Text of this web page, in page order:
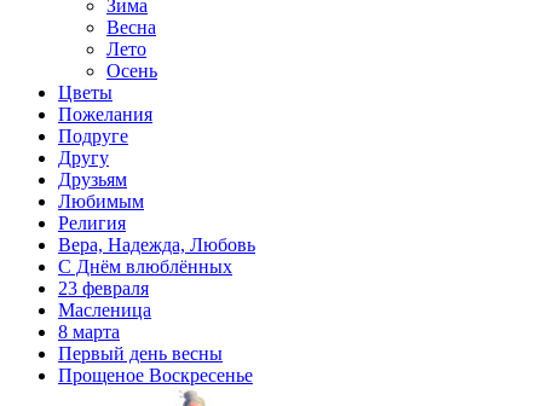
Зима
Весна
Лето
Осень
Цветы
Пожелания
Подруге
Другу
Друзьям
Любимым
Религия
Вера, Надежда, Любовь
С Днём влюблённых
23 февраля
Масленица
8 марта
Первый день весны
Прощеное Воскресенье